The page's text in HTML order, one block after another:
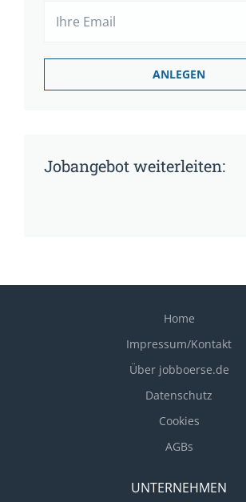
Jobangebot weiterleiten:
Home
Impressum/Kontakt
Über jobboerse.de
Datenschutz
Cookies
AGBs
UNTERNEHMEN